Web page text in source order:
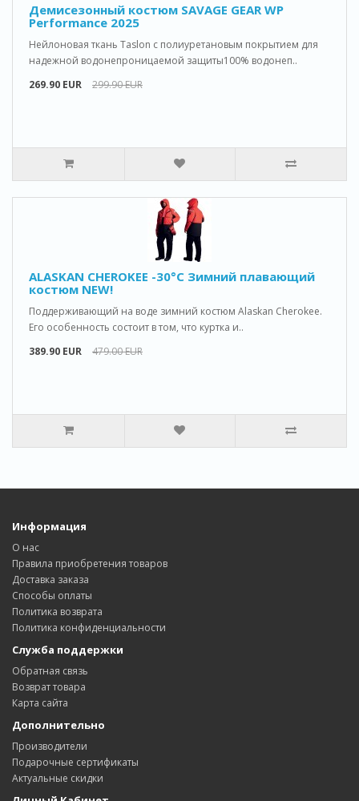
Демисезонный костюм SAVAGE GEAR WP
Performance 2025
Нейлоновая ткань Taslon с полиуретановым покрытием для
надежной водонепроницаемой защиты100% водонеп..
269.90 EUR
299.90 EUR
ALASKAN CHEROKEE -30°C Зимний плавающий
костюм NEW!
Поддерживающий на воде зимний костюм Alaskan Cherokee.
Его особенность состоит в том, что куртка и..
389.90 EUR
479.00 EUR
Информация
О нас
Правила приобретения товаров
Доставка заказa
Способы оплаты
Политика возвратa
Политика конфиденциальности
Служба поддержки
Обратная связь
Возврат товара
Карта сайта
Дополнительно
Производители
Подарочные сертификаты
Актуальные скидки